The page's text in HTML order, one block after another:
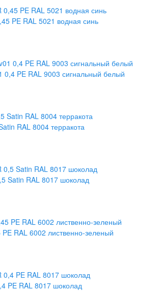
PE RAL 5021 водная синь
PE RAL 9003 сигнальный белый
RAL 8004 терракота
Satin RAL 8017 шоколад
RAL 6002 лиственно-зеленый
PE RAL 8017 шоколад